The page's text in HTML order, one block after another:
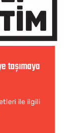
taşımaya
ile ilgili